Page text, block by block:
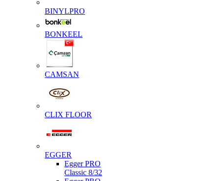
BINYLPRO
BONKEEL
CAMSAN
CLIX FLOOR
EGGER
Egger PRO
Classic 8/32